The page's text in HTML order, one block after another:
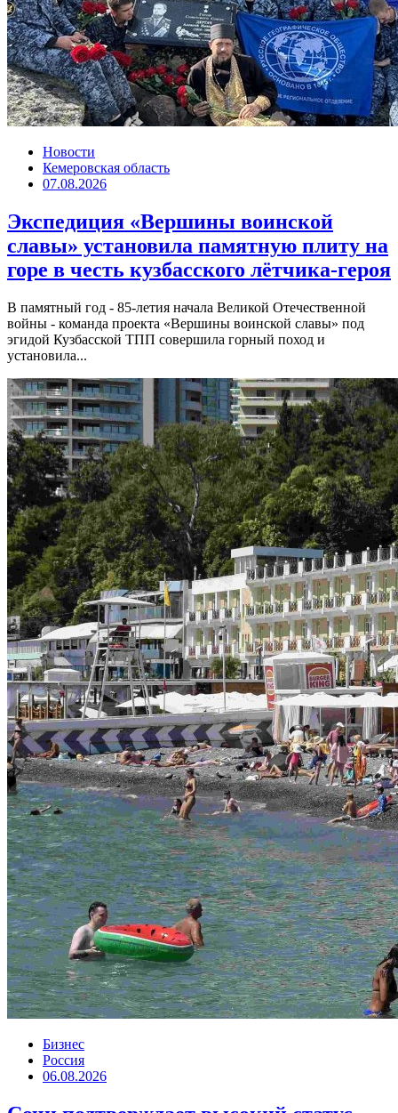
Новости
Кемеровская область
07.08.2026
Экспедиция «Вершины воинской
славы» установила памятную плиту на
горе в честь кузбасского лётчика-героя
В памятный год - 85-летия начала Великой Отечественной
войны - команда проекта «Вершины воинской славы» под
эгидой Кузбасской ТПП совершила горный поход и
установила...
Бизнес
Россия
06.08.2026